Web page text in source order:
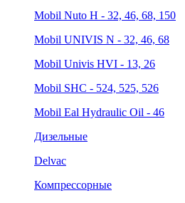
Mobil Nuto H - 32, 46, 68, 150
Mobil UNIVIS N - 32, 46, 68
Mobil Univis HVI - 13, 26
Mobil SHC - 524, 525, 526
Mobil Eal Hydraulic Oil - 46
Дизельные
Delvac
Компрессорные